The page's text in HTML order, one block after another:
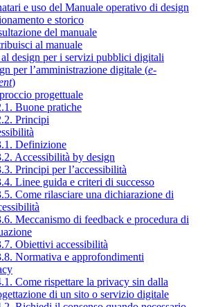
e uso del Manuale operativo di design
e storico
del manuale
al manuale
design per i servizi pubblici digitali
per l’amministrazione digitale (e-
)
progettuale
Buone pratiche
Principi
Definizione
Accessibilità by design
Principi per l’accessibilità
Linee guida e criteri di successo
Come rilasciare una dichiarazione di
Meccanismo di feedback e procedura di
Obiettivi accessibilità
Normativa e approfondimenti
Come rispettare la privacy sin dalla
di un sito o servizio digitale